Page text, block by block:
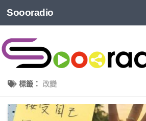
Soooradio
標籤： 改變